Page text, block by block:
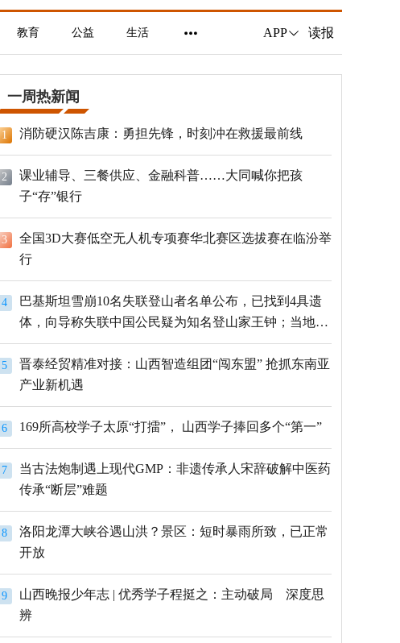
教育 公益 生活 APP 读报
一周热新闻
1 消防硬汉陈吉康：勇担先锋，时刻冲在救援最前线
2
课业辅导、三餐供应、金融科普……大同喊你把孩
子“存”银行
3
全国3D大赛低空无人机专项赛华北赛区选拔赛在临汾举
行
4
巴基斯坦雪崩10名失联登山者名单公布，已找到4具遗
体，向导称失联中国公民疑为知名登山家王钟；当地官
员：已定位到3个追踪器
5
晋泰经贸精准对接：山西智造组团“闯东盟” 抢抓东南亚
产业新机遇
6 169所高校学子太原“打擂”， 山西学子捧回多个“第一”
7
当古法炮制遇上现代GMP：非遗传承人宋辞破解中医药
传承“断层”难题
8
洛阳龙潭大峡谷遇山洪？景区：短时暴雨所致，已正常
开放
9
山西晚报少年志 | 优秀学子程挺之：主动破局 深度思
辨